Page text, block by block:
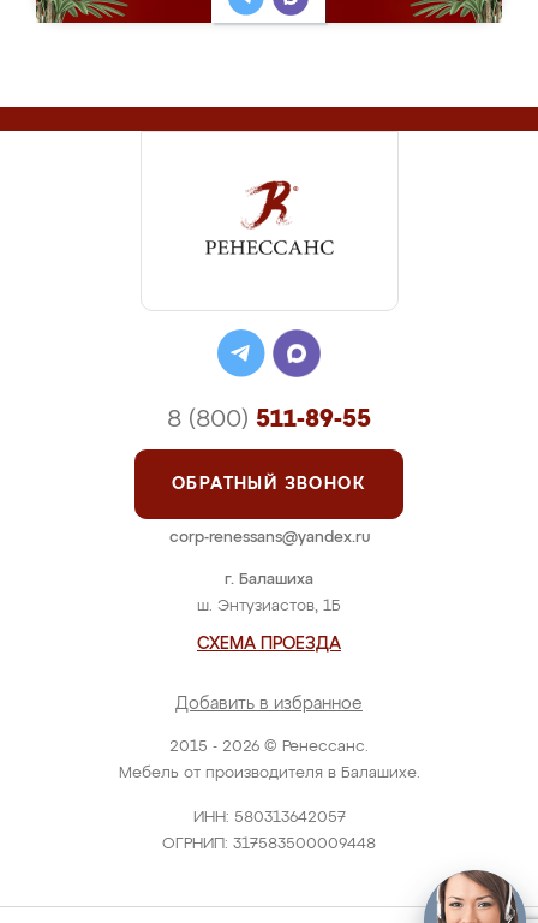
2015 - 2026 © Ренессанс.
Мебель от производителя в Балашихе.
ИНН: 580313642057
ОГРНИП: 317583500009448
г. Балашиха
ш. Энтузиастов, 1Б
СХЕМА ПРОЕЗДА
Добавить в избранное
8 (800) 511-89-55
ОБРАТНЫЙ ЗВОНОК
corp-renessans@yandex.ru